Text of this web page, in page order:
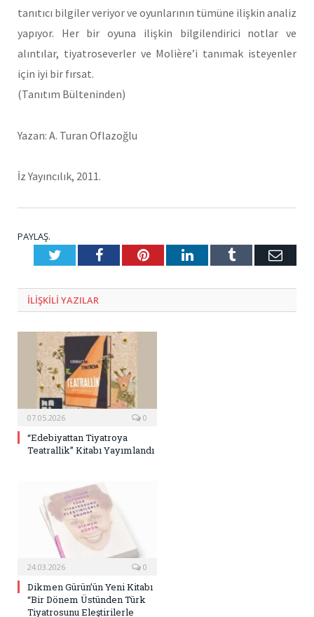
tanıtıcı bilgiler veriyor ve oyunlarının tümüne ilişkin analiz
yapıyor. Her bir oyuna ilişkin bilgilendirici notlar ve
alıntılar, tiyatroseverler ve Molière’i tanımak isteyenler
için iyi bir fırsat.
(Tanıtım Bülteninden)
Yazan: A. Turan Oflazoğlu
İz Yayıncılık, 2011.
PAYLAŞ.
TwitterFacebookPinterestLinkedInTumblr E-
ILIŞKILI YAZILAR
07.05.2026 0
“Edebiyattan Tiyatroya
Teatrallik” Kitabı Yayımlandı
24.03.2026 0
Dikmen Gürün’ün Yeni Kitabı
“Bir Dönem Üstünden Türk
Tiyatrosunu Eleştirilerle